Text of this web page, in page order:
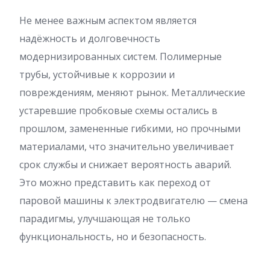
Не менее важным аспектом является
надёжность и долговечность
модернизированных систем. Полимерные
трубы, устойчивые к коррозии и
повреждениям, меняют рынок. Металлические
устаревшие пробковые схемы остались в
прошлом, замененные гибкими, но прочными
материалами, что значительно увеличивает
срок службы и снижает вероятность аварий.
Это можно представить как переход от
паровой машины к электродвигателю — смена
парадигмы, улучшающая не только
функциональность, но и безопасность.